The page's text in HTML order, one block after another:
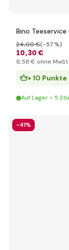
Bino
10,30 €
24,00 €(-57 %)
8,58 € ohne MwSt
+ 10 Punkte
Auf Lager > 5
-41%